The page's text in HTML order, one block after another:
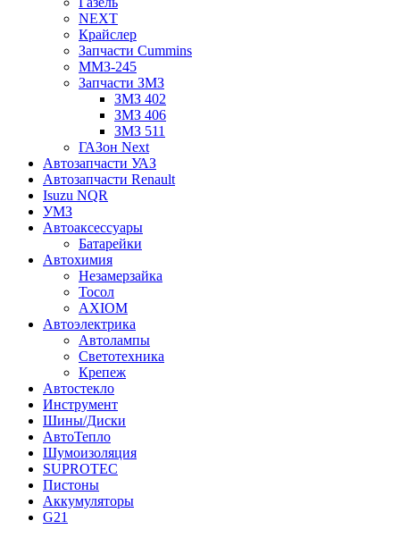
NEXT
Крайслер
Запчасти Cummins
ММЗ-245
Запчасти ЗМЗ
ЗМЗ 402
ЗМЗ 406
ЗМЗ 511
ГАЗон Next
Автозапчасти УАЗ
Автозапчасти Renault
Isuzu NQR
УМЗ
Автоаксессуары
Батарейки
Автохимия
Незамерзайка
Тосол
AXIOM
Автоэлектрика
Автолампы
Светотехника
Крепеж
Автостекло
Инструмент
Шины/Диски
АвтоТепло
Шумоизоляция
SUPROTEC
Пистоны
Аккумуляторы
G21